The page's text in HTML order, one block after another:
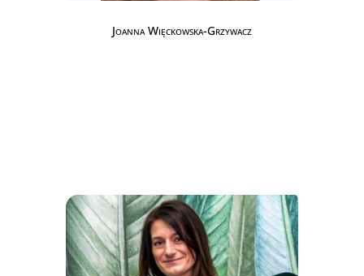
Joanna Więckowska-Grzywacz